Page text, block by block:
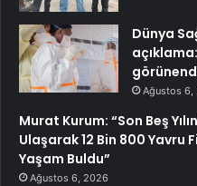
Dünya
Ağustos 6,
Murat Kurum: “Son Beş
Ulaşarak 12 Bin 800 Yavru
Yaşam Buldu”
Ağustos 6, 2026